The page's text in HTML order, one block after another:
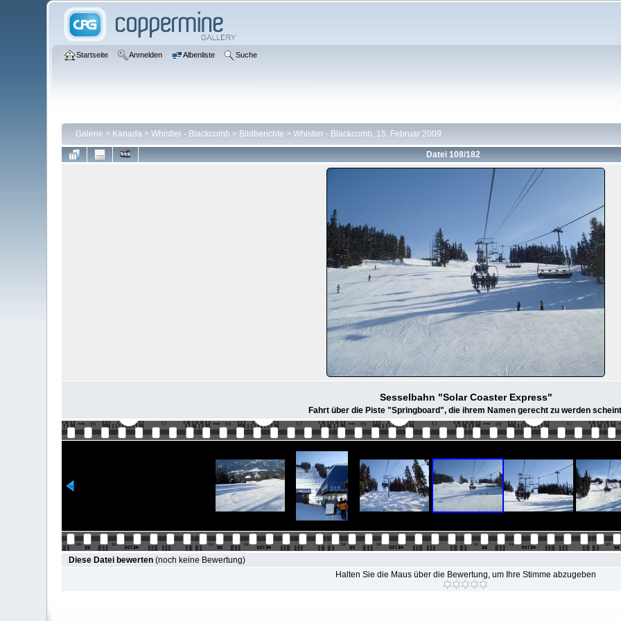
Startseite Anmelden Albenliste Suche
Galerie > Kanada> Whistler - Blackcomb > Bildberichte > Whistler - Blackcomb, 15. Februar 2009
Datei 108/182
Sesselbahn "Solar Coaster Express"
Fahrt über die Piste "Springboard", die ihrem Namen gerecht zu werden
Diese Datei bewerten(noch keine Bewertung)
Halten Sie die Maus über die Bewertung, um Ihre Stimme abzugeben